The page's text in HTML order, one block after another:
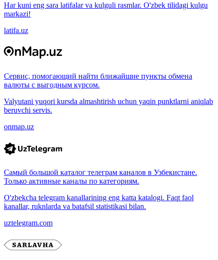
Har kuni eng sara latifalar va kulguli rasmlar. O'zbek tilidagi kulgu
markazi!
latifa.uz
Сервис, помогающий найти ближайшие пункты обмена
валюты с выгодным курсом.
Valyutani yuqori kursda almashtirish uchun yaqin punktlarni aniqlab
beruvchi servis.
onmap.uz
Самый большой каталог телеграм каналов в Узбекистане.
Только активные каналы по категориям.
O'zbekcha telegram kanallarining eng katta katalogi. Faqt faol
kanallar, ruknlarda va batafsil statistikasi bilan.
uztelegram.com